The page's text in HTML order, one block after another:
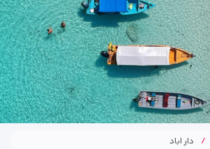
دار اباد